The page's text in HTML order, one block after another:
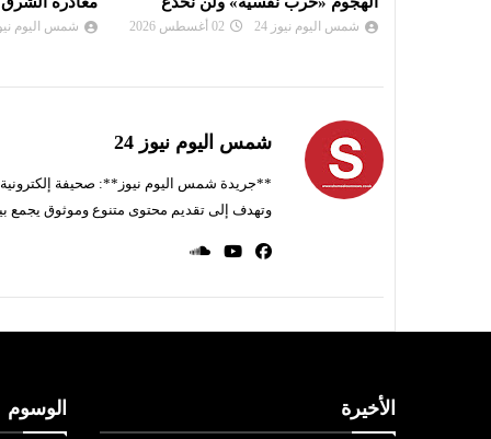
شمس اليوم نيوز 24 01 أغسطس 2026 شمس اليوم نيوز
شمس اليوم نيوز 24
**جريدة شمس اليوم نيوز**: صحيفة إلكترونية
وتهدف إلى تقديم محتوى متنوع وموثوق يجمع
الأخيرة الوسوم